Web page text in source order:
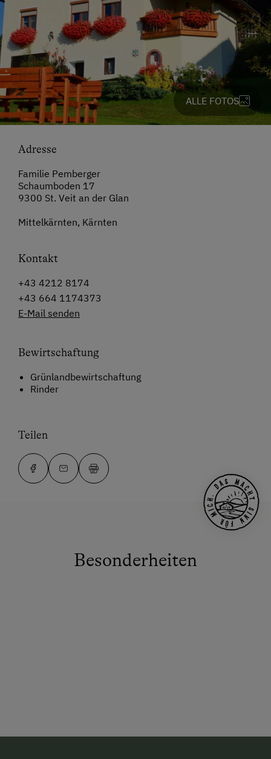
ALLE FOTOS
Adresse
Familie Pemberger
Schaumboden 17
9300 St. Veit an der Glan
Mittelkärnten, Kärnten
Kontakt
+43 4212 8174
+43 664 1174373
E-Mail senden
Bewirtschaftung
Grünlandbewirtschaftung
Rinder
Teilen
Besonderheiten